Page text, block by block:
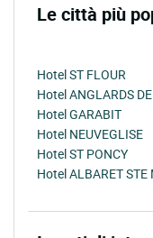
Le città più
Hotel ST FLOUR
Hotel ANGLARDS
Hotel GARABIT
Hotel NEUVEGLISE
Hotel ST PONCY
Hotel ALBARET STE